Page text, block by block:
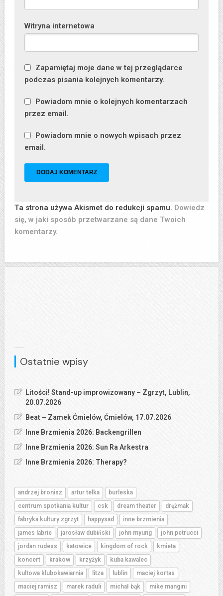
Witryna internetowa
Zapamiętaj moje dane w tej przeglądarce
podczas pisania kolejnych komentarzy.
Powiadom mnie o kolejnych komentarzach
przez email.
Powiadom mnie o nowych wpisach przez
email.
Ta strona używa Akismet do redukcji spamu. Dowiedz
się, w jaki sposób przetwarzane są dane Twoich
komentarzy.
Ostatnie wpisy
Litości! Stand-up improwizowany – Zgrzyt, Lublin,
20.07.2026
Beat – Zamek Ćmielów, Ćmielów, 17.07.2026
Inne Brzmienia 2026: Backengrillen
Inne Brzmienia 2026: Sun Ra Arkestra
Inne Brzmienia 2026: Therapy?
andrzej bronisz artur telka
burleska
centrum spotkania kultur
csk dream theater
drężmak
fabryka kultury zgrzyt
happysad
inne brzmienia
james labrie
jarosław dubiński john myung
john petrucci
jordan rudess
katowice kingdom of rock
kmieta
koncert
kraków krzyżyk
kuba kawalec
kultowa klubokawiarnia
litza lublin
maciej kortas
maciej ramisz
marek raduli michał bąk
mike mangini